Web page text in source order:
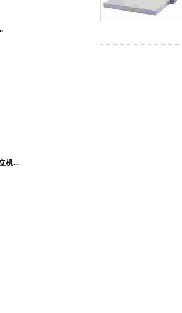
机...